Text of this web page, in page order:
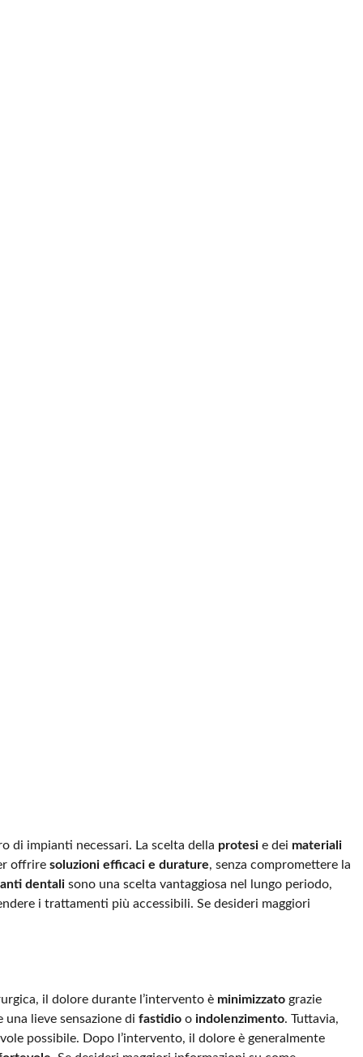
di impianti necessari. La scelta della protesi e dei materiali
offrire soluzioni efficaci e durature, senza compromettere la
dentali sono una scelta vantaggiosa nel lungo periodo,
i trattamenti più accessibili. Se desideri maggiori
il dolore durante l’intervento è minimizzato grazie
lieve sensazione di fastidio o indolenzimento. Tuttavia,
possibile. Dopo l’intervento, il dolore è generalmente